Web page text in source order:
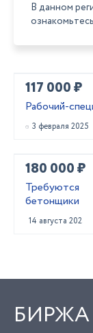
В данном
117 000 ₽
Рабочий-
3 февраля 2025
180 000 ₽
Требуются
бетонщики
14 августа 2025
БИРЖА